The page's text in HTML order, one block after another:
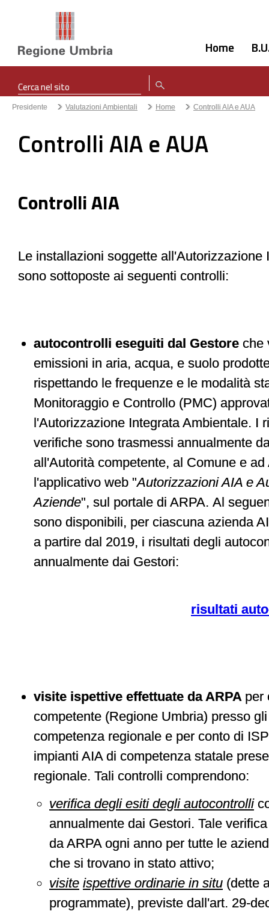
Home
Presidente Valutazioni Ambientali Home Controlli AIA e AUA
Controlli AIA e AUA
Controlli AIA
Le installazioni soggette all'Autorizzazione
sono sottoposte ai seguenti controlli:
autocontrolli eseguiti dal Gestore che
emissioni in aria, acqua, e suolo
rispettando le frequenze e le modalità
Monitoraggio e Controllo (PMC)
l'Autorizzazione Integrata Ambientale. I
verifiche sono trasmessi annualmente
all'Autorità competente, al Comune e ad
l'applicativo web "Autorizzazioni AIA e
Aziende", sul portale di ARPA. Al
sono disponibili, per ciascuna azienda
a partire dal 2019, i risultati degli
annualmente dai Gestori:
risultati
visite ispettive effettuate da ARPA per
competente (Regione Umbria) presso
competenza regionale e per conto di
impianti AIA di competenza statale
regionale. Tali controlli comprendono:
verifica degli esiti degli autocontrolli
annualmente dai Gestori. Tale
da ARPA ogni anno per tutte le
che si trovano in stato attivo;
visite ispettive ordinarie in situ (dette
programmate), previste dall'art. 29-